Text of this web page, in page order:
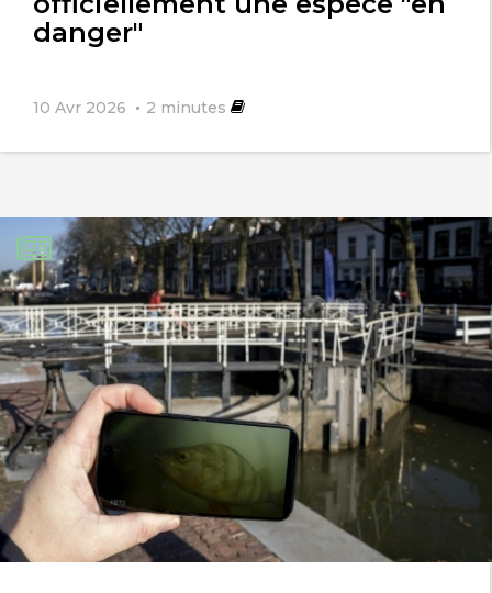
terre végétale, replanter les arbres, etc.
danger"
10 Avr 2026 2 minutes